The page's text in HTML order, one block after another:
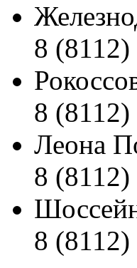
8
8
Леона
8
8